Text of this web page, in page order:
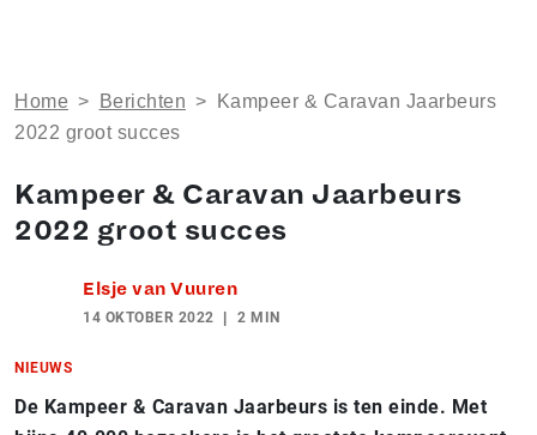
Home > Berichten >
Kampeer & Caravan Jaarbeurs
2022 groot succes
Kampeer & Caravan Jaarbeurs
2022 groot succes
Elsje van Vuuren
14 OKTOBER 2022 2 MIN
NIEUWS
De Kampeer & Caravan Jaarbeurs is ten einde. Met